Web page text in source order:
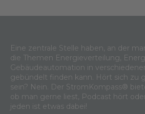
Eine zentrale Stelle haben, an der
die Themen Energieverteilung,
Gebäudeautomation in
gebündelt finden kann. Hört sich zu
sein? Nein. Der StromKompass®
ob man gerne liest, Podcast hört
jeden ist etwas dabei!